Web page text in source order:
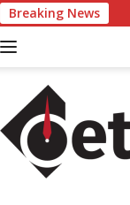
Breaking News